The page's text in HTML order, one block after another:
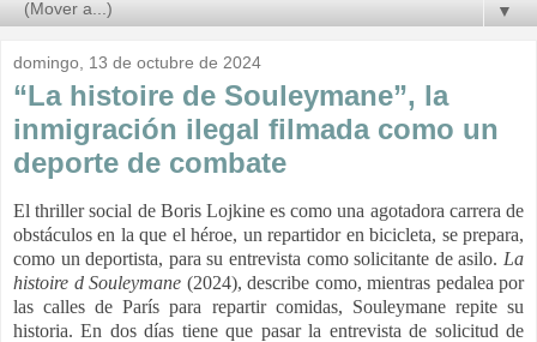
▼
domingo, 13 de octubre de 2024
“La histoire de Souleymane”, la
inmigración ilegal filmada como un
deporte de combate
El thriller social de Boris Lojkine es como una agotadora carrera de
obstáculos en la que el héroe, un repartidor en bicicleta, se prepara,
como un deportista, para su entrevista como solicitante de asilo. La
histoire d Souleymane (2024), describe como, mientras pedalea por
las calles de París para repartir comidas, Souleymane repite su
historia. En dos días tiene que pasar la entrevista de solicitud de